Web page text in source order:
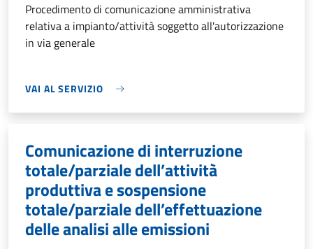
Procedimento di comunicazione amministrativa
relativa a impianto/attività soggetto all'autorizzazione
in via generale
VAI AL SERVIZIO
Comunicazione di interruzione
totale/parziale dell’attività
produttiva e sospensione
totale/parziale dell’effettuazione
delle analisi alle emissioni